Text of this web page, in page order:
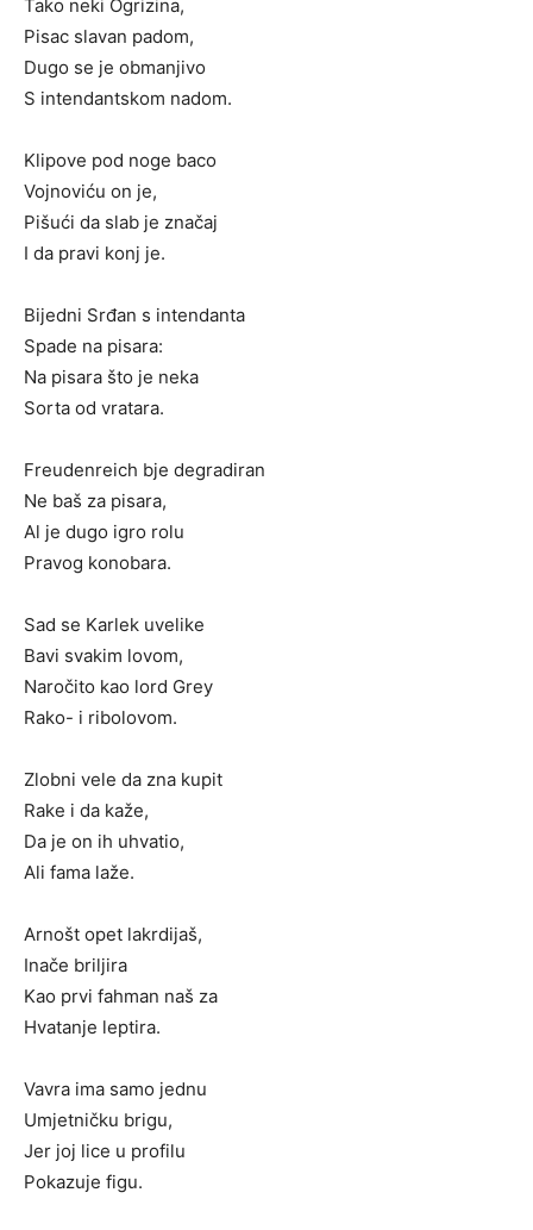
Tako neki Ogrizina,
Pisac slavan padom,
Dugo se je obmanjivo
S intendantskom nadom.
Klipove pod noge baco
Vojnoviću on je,
Pišući da slab je značaj
I da pravi konj je.
Bijedni Srđan s intendanta
Spade na pisara:
Na pisara što je neka
Sorta od vratara.
Freudenreich bje degradiran
Ne baš za pisara,
Al je dugo igro rolu
Pravog konobara.
Sad se Karlek uvelike
Bavi svakim lovom,
Naročito kao lord Grey
Rako- i ribolovom.
Zlobni vele da zna kupit
Rake i da kaže,
Da je on ih uhvatio,
Ali fama laže.
Arnošt opet lakrdijaš,
Inače briljira
Kao prvi fahman naš za
Hvatanje leptira.
Vavra ima samo jednu
Umjetničku brigu,
Jer joj lice u profilu
Pokazuje figu.